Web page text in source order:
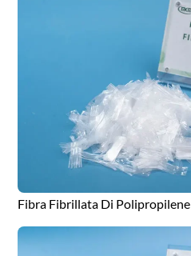
Fibra Fibrillata Di Polipropilene